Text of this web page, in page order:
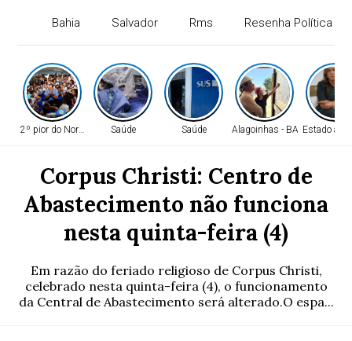
Bahia Salvador Rms Resenha Política
2º pior do Nordeste Saúde Saúde Alagoinhas - BA Estado
Corpus Christi: Centro de
Abastecimento não funciona
nesta quinta-feira (4)
Em razão do feriado religioso de Corpus Christi,
celebrado nesta quinta-feira (4), o funcionamento
da Central de Abastecimento será alterado.O espa...